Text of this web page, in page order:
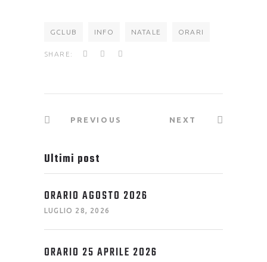
GCLUB INFO NATALE ORARI
SHARE:
PREVIOUS NEXT
Ultimi post
ORARIO AGOSTO 2026
LUGLIO 28, 2026
ORARIO 25 APRILE 2026